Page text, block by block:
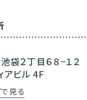
袋２丁目６８−１２
アビル 4F
見る